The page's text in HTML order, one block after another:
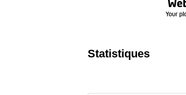
Statistiques